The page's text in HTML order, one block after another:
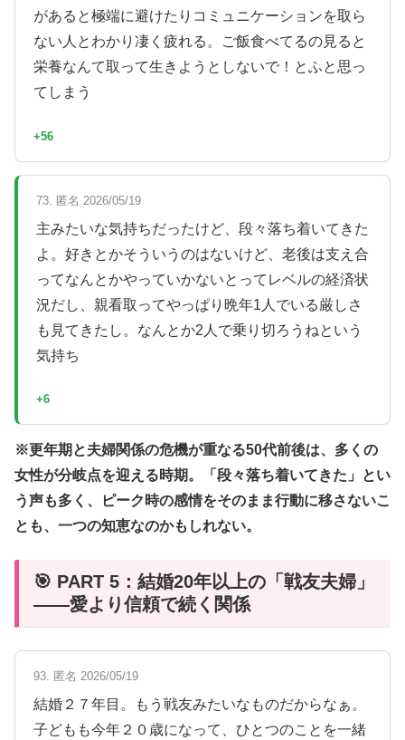
があると極端に避けたりコミュニケーションを取ら
ない人とわかり凄く疲れる。ご飯食べてるの見ると
栄養なんて取って生きようとしないで！とふと思っ
てしまう
+56
73. 匿名 2026/05/19
主みたいな気持ちだったけど、段々落ち着いてきた
よ。好きとかそういうのはないけど、老後は支え合
ってなんとかやっていかないとってレベルの経済状
況だし、親看取ってやっぱり晩年1人でいる厳しさ
も見てきたし。なんとか2人で乗り切ろうねという
気持ち
+6
※更年期と夫婦関係の危機が重なる50代前後は、多くの
女性が分岐点を迎える時期。「段々落ち着いてきた」とい
う声も多く、ピーク時の感情をそのまま行動に移さないこ
とも、一つの知恵なのかもしれない。
🎯 PART 5：結婚20年以上の「戦友夫婦」
——愛より信頼で続く関係
93. 匿名 2026/05/19
結婚２７年目。もう戦友みたいなものだからなぁ。
子どもも今年２０歳になって、ひとつのことを一緒